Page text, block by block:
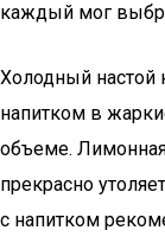
каждый мог
Холодный
напитком в
объеме.
прекрасно
с напитком